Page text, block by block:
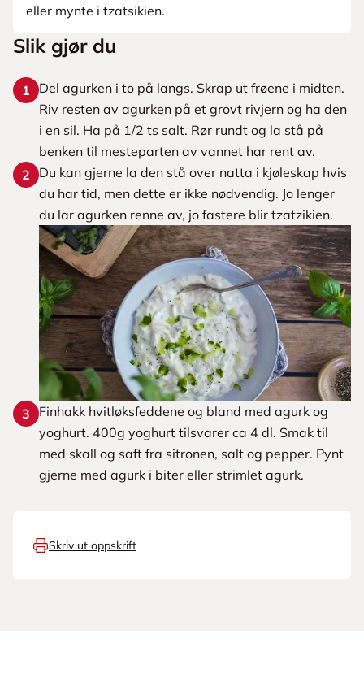
eller mynte i tzatsikien.
Slik gjør du
1
Del agurken i to på langs. Skrap ut frøene i midten.
Riv resten av agurken på et grovt rivjern og ha den
i en sil. Ha på 1/2 ts salt. Rør rundt og la stå på
benken til mesteparten av vannet har rent av.
2
Du kan gjerne la den stå over natta i kjøleskap hvis
du har tid, men dette er ikke nødvendig. Jo lenger
du lar agurken renne av, jo fastere blir tzatzikien.
3
Finhakk hvitløksfeddene og bland med agurk og
yoghurt. 400g yoghurt tilsvarer ca 4 dl. Smak til
med skall og saft fra sitronen, salt og pepper. Pynt
gjerne med agurk i biter eller strimlet agurk.
Skriv ut oppskrift